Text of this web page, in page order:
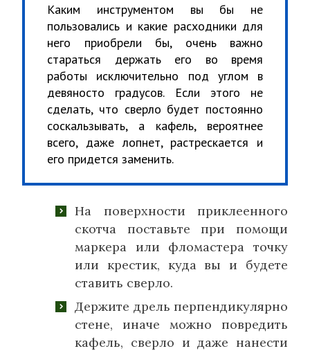
Каким инструментом вы бы не
пользовались и какие расходники для
него приобрели бы, очень важно
стараться держать его во время
работы исключительно под углом в
девяносто градусов. Если этого не
сделать, что сверло будет постоянно
соскальзывать, а кафель, вероятнее
всего, даже лопнет, растрескается и
его придется заменить.
На поверхности приклеенного
скотча поставьте при помощи
маркера или фломастера точку
или крестик, куда вы и будете
ставить сверло.
Держите дрель перпендикулярно
стене, иначе можно повредить
кафель, сверло и даже нанести